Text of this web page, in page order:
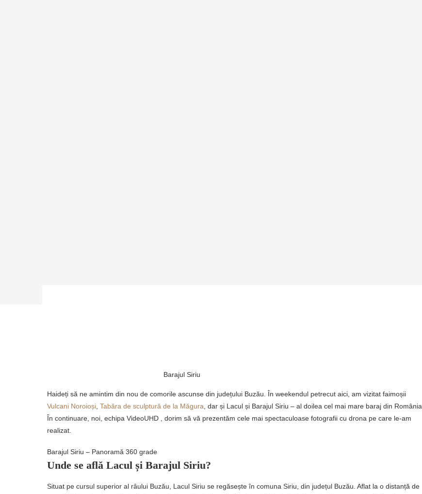
Barajul Siriu
Haideți să ne amintim din nou de comorile ascunse din județului Buzău. În weekendul petrecut aici, am vizitat faimoșii
Vulcani Noroioși Tabăra de sculptură de la Măgura , dar și Lacul și Barajul Siriu – al doilea cel mai mare baraj din România.
În continuare, noi, echipa VideoUHD , dorim să vă prezentăm cele mai spectaculoase fotografii cu drona pe care le-am
realizat.
Barajul Siriu – Panoramă 360 grade
Unde se află Lacul și Barajul Siriu?
Situat pe cursul superior al râului Buzău, Lacul Siriu se regăsește în comuna Siriu, din județul Buzău. Aflat la o distanță de